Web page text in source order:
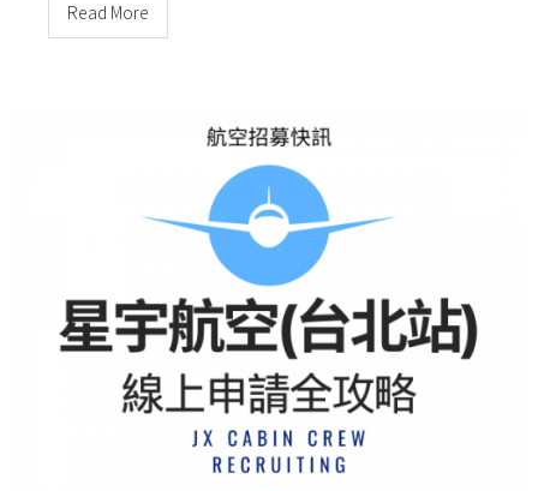
Read More